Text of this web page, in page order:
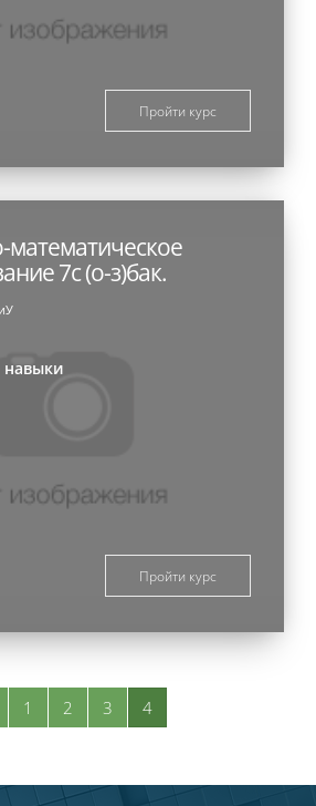
Пройти курс
7с (о-з)бак.
Пройти курс
страница
1 Страница 1
2 Страница 2
3Страница 3
4Страница 4